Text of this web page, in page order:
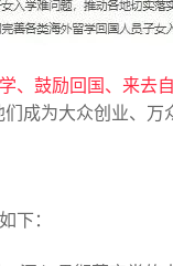
、鼓励回国、来去
成为大众创业、万
下：